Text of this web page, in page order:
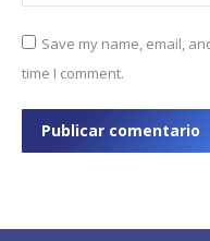
Save my name, email,
time I comment.
Publicar comentario